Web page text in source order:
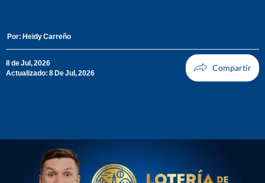
Por: Heidy Carreño
8 de Jul, 2026
Actualizado: 8 De Jul, 2026